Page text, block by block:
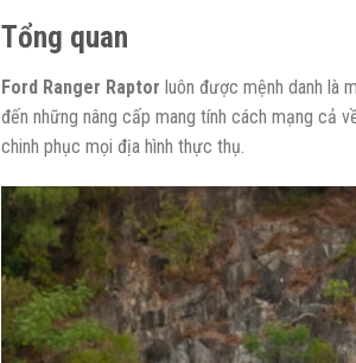
Tổng quan
Ford Ranger Raptor luôn được mệnh danh là
đến những nâng cấp mang tính cách mạng cả
chinh phục mọi địa hình thực thụ.